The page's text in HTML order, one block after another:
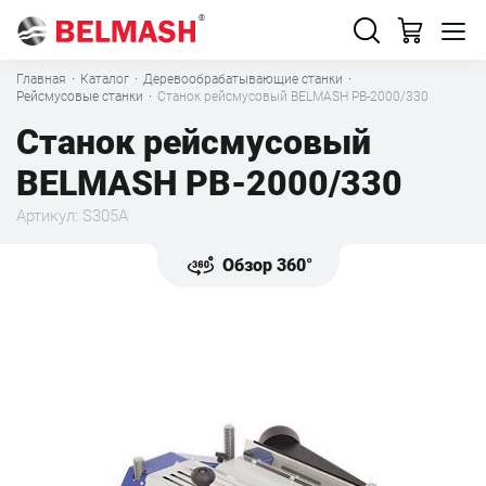
Главная · Каталог · Деревообрабатывающие станки ·
Рейсмусовые станки · Станок рейсмусовый BELMASH PB-2000/330
Станок рейсмусовый
BELMASH PB-2000/330
Артикул: S305A
Обзор 360°